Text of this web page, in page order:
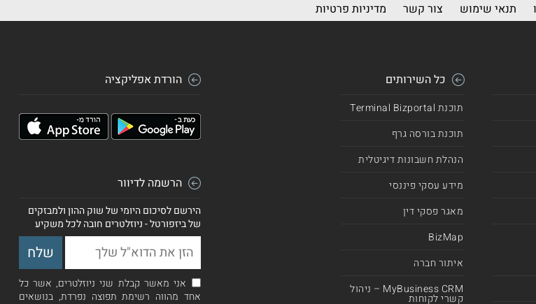
תנאי שימוש צור קשר מדיניות פרטיות
כל השירותים
תוכנת Terminal Bizportal
תוכנת בורסה גרף
הנהלת חשבונות דיגיטלית
מידע עסקי פיננסי
מאגר פסקי דין
BizMap
איתור חברה
MyBusiness CRM – ניהול
קשרי לקוחות
הורדת אפליקציה
הרשמה לדיוור
הירשם לסיכום היומי של שוק ההון ולמבזקים
של ביזפורטל - ניוזלטרים חובה לכל משקיע
אני מאשר קבלת שני ניוזלטרים, אשר כל
אחד מהווה רשימת תפוצה נפרדת, בנושאים